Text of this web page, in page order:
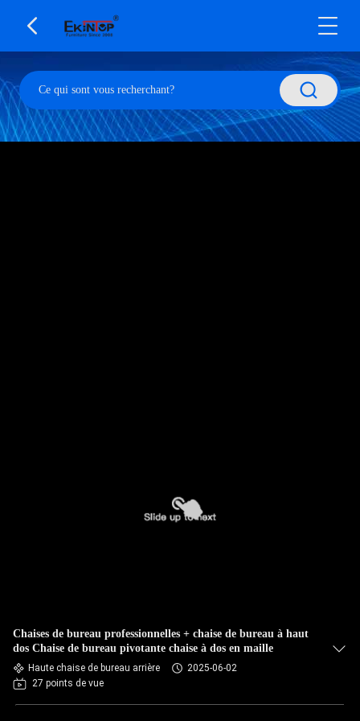
Chaises de bureau professionnelles + chaise de bureau à haut
dos Chaise de bureau pivotante chaise à dos en maille
Haute chaise de bureau arrière
2025-06-02
27 points de vue